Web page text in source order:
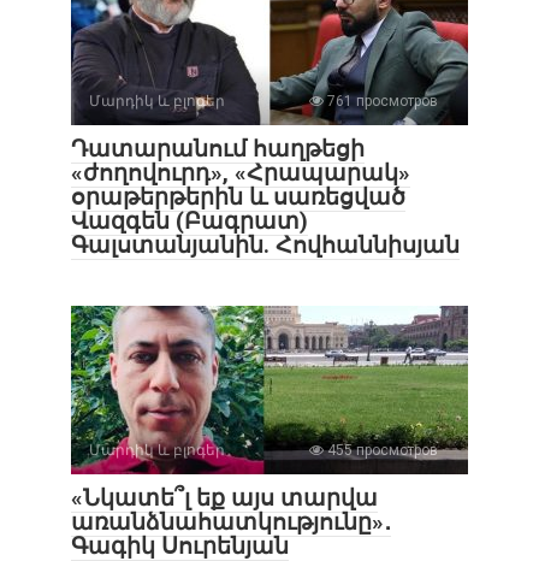
Մարդիկ և բլոգեր 761 просмотров
Դատարանում հաղթեցի
«ժողովուրդ», «Հրապարակ»
օրաթերթերին և սառեցված
Վազգեն (Բագրատ)
Գալստանյանին. Հովհաննիսյան
Մարդիկ և բլոգեր 455 просмотров
«Նկատե՞լ եք այս տարվա
առանձնահատկությունը»․
Գագիկ Սուրենյան